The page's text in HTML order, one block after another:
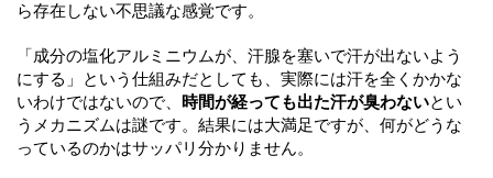
ら存在しない不思議な感覚です。
「成分の塩化アルミニウムが、汗腺を塞いで汗が出ないよう
にする」という仕組みだとしても、実際には汗を全くかかな
いわけではないので、 時間が経っても出た汗が臭わないとい
うメカニズムは謎です。結果には大満足ですが、何がどうな
っているのかはサッパリ分かりません。